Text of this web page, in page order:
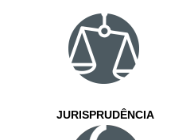
JURISPRUDÊNCIA